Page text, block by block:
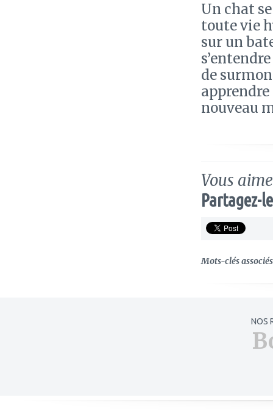
Un chat
toute vie
sur un
de
nouveau
Vous
Partagez-
Mots-clés
NOS